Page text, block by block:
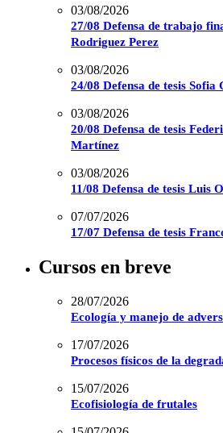
03/08/2026
27/08 Defensa de trabajo
Rodriguez Perez
03/08/2026
24/08 Defensa de tesis Sofia
03/08/2026
20/08 Defensa de tesis
Martínez
03/08/2026
11/08 Defensa de tesis Luis
07/07/2026
17/07 Defensa de tesis
Cursos en breve
28/07/2026
Ecología y manejo de
17/07/2026
Procesos físicos de la
15/07/2026
Ecofisiología de frutales